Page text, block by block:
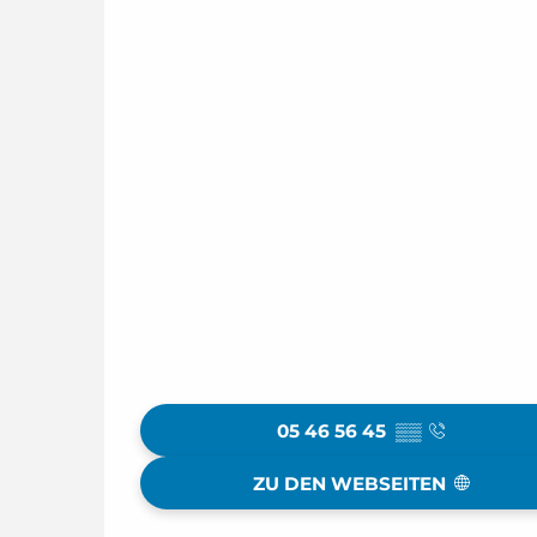
05 46 56 45 ▒▒
ZU DEN WEBSEITEN